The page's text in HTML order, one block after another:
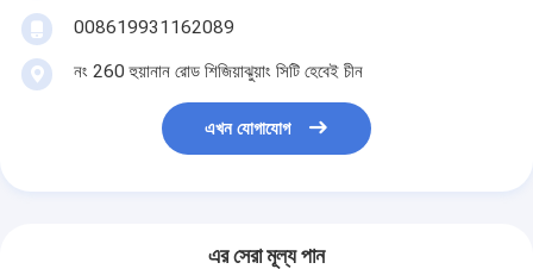
008619931162089
নং 260 হুয়ানান রোড শিজিয়াঝুয়াং সিটি হেবেই চীন
এখন যোগাযোগ
এর সেরা মূল্য পান